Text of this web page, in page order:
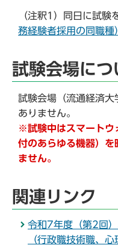
（注釈1）同日に試験
務経験者採用の同職種
試験会場につ
試験会場（流通経済大
ありません。
※試験中はスマートウ
付のあらゆる機器）を
ません。
関連リンク
令和7年度（第2回
（行政職技術職、